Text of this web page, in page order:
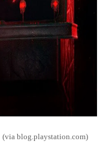
(via blog.playstation.com)